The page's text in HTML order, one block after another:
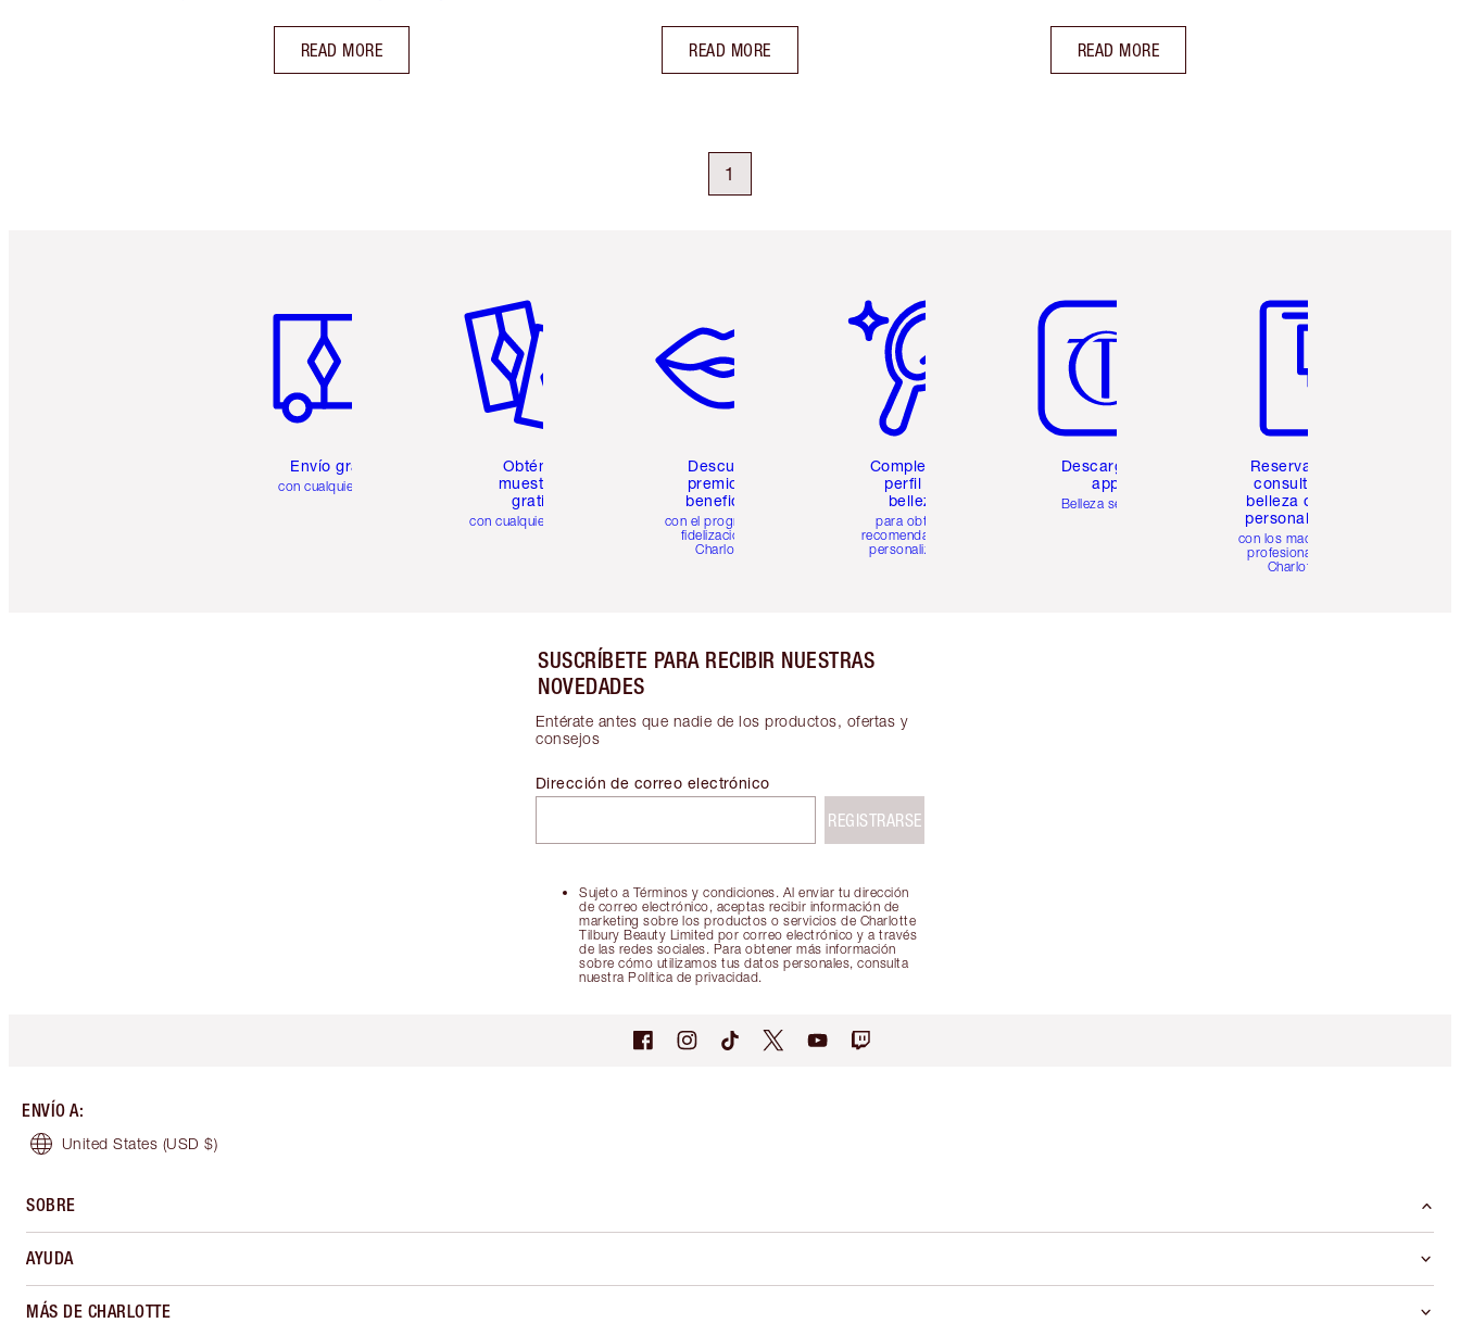
READ MORE READ MORE READ MORE
1
Envío gratuito
con cualquier pedido
Obtén 2
muestras
gratis
con cualquier pedido
Descubre
premios y
beneficios
con el programa de
fidelización de
Charlotte
Completa tu
perfil de
belleza
para obtener
recomendaciones
personalizadas
Descarga la
app
Belleza sencilla
Reserva una
consulta de
belleza online
personalizada
con los maquillistas
profesionales de
Charlotte.
SUSCRÍBETE PARA RECIBIR NUESTRAS
NOVEDADES
Entérate antes que nadie de los productos, ofertas y
consejos
Sujeto a Términos y condiciones. Al enviar tu dirección
de correo electrónico, aceptas recibir información de
marketing sobre los productos o servicios de Charlotte
Tilbury Beauty Limited por correo electrónico y a través
de las redes sociales. Para obtener más información
sobre cómo utilizamos tus datos personales, consulta
nuestra Política de privacidad.
Dirección de correo electrónico
REGISTRARSE
ENVÍO A:
United States (USD $)
SOBRE
AYUDA
MÁS DE CHARLOTTE